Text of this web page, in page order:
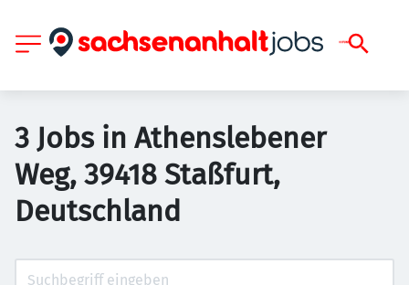
3 Jobs in Athenslebener
Weg, 39418 Staßfurt,
Deutschland